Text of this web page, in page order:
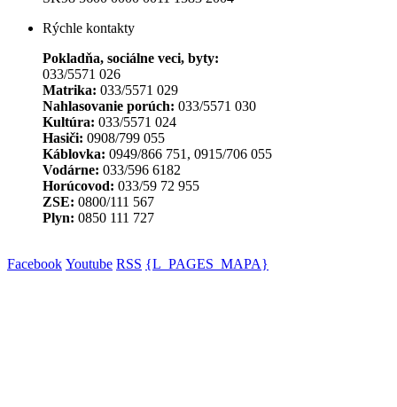
Rýchle kontakty
Pokladňa, sociálne veci, byty:
033/5571 026
Matrika: 033/5571 029
Nahlasovanie porúch: 033/5571 030
Kultúra: 033/5571 024
Hasiči: 0908/799 055
Káblovka: 0949/866 751, 0915/706 055
Vodárne: 033/596 6182
Horúcovod: 033/59 72 955
ZSE: 0800/111 567
Plyn: 0850 111 727
Facebook Youtube RSS {L_PAGES_MAPA}